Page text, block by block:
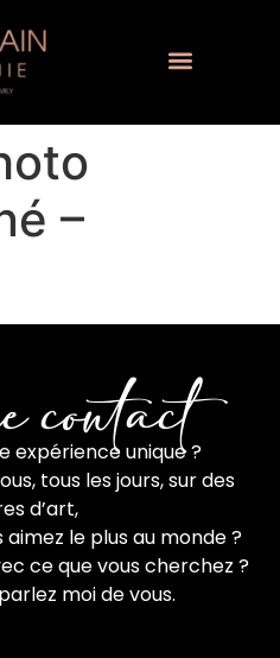
–
contact
expérience unique ?
tous les jours, sur des
d’art,
le plus au monde ?
ce que vous cherchez ?
moi de vous.